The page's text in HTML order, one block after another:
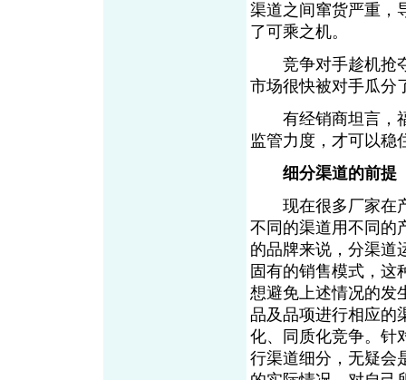
渠道之间窜货严重，
了可乘之机。
竞争对手趁机抢夺
市场很快被对手瓜分
有经销商坦言，福
监管力度，才可以稳
细分渠道的前提
现在很多厂家在产
不同的渠道用不同的
的品牌来说，分渠道
固有的销售模式，这
想避免上述情况的发
品及品项进行相应的
化、同质化竞争。针
行渠道细分，无疑会